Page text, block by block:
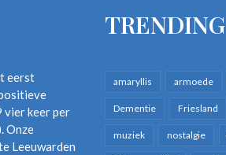
eerst
vier keer per
Onze
Leeuwarden
TRENDING
amaryllis armoede
Dementie Friesland
muziek nostalgie